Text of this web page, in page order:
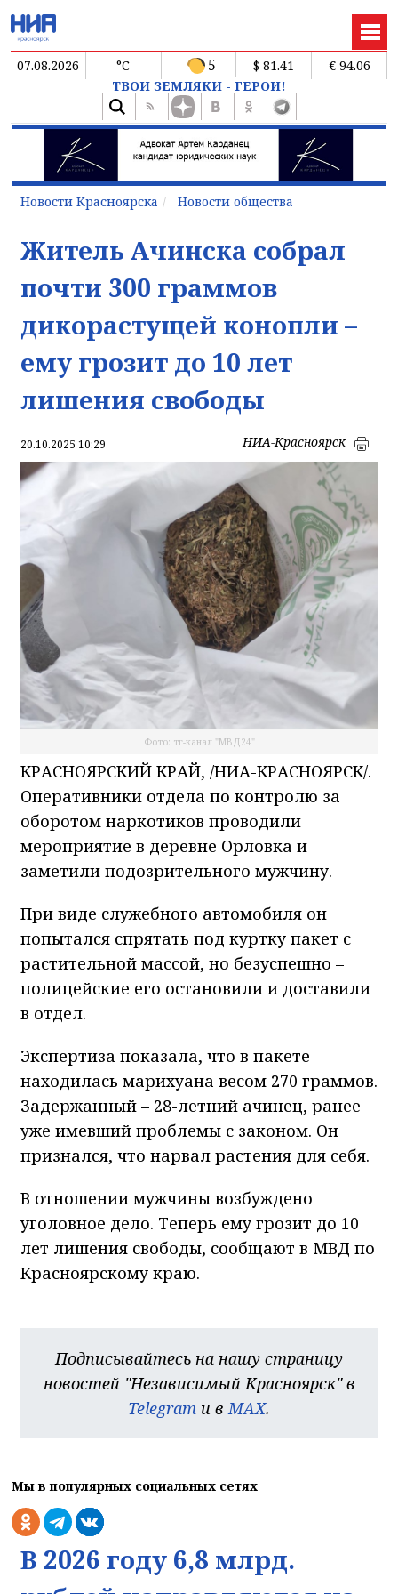
07.08.2026 °C 5 $ 81.41
€ 94.06
ТВОИ ЗЕМЛЯКИ - ГЕРОИ!
Новости Красноярска Новости общества
Житель Ачинска собрал
почти 300 граммов
дикорастущей конопли –
ему грозит до 10 лет
лишения свободы
20.10.2025 10:29 НИА-Красноярск
Фото: тг-канал "МВД24"
КРАСНОЯРСКИЙ КРАЙ, /НИА-КРАСНОЯРСК/.
Оперативники отдела по контролю за
оборотом наркотиков проводили
мероприятие в деревне Орловка и
заметили подозрительного мужчину.
При виде служебного автомобиля он
попытался спрятать под куртку пакет с
растительной массой, но безуспешно –
полицейские его остановили и доставили
в отдел.
Экспертиза показала, что в пакете
находилась марихуана весом 270 граммов.
Задержанный – 28-летний ачинец, ранее
уже имевший проблемы с законом. Он
признался, что нарвал растения для себя.
В отношении мужчины возбуждено
уголовное дело. Теперь ему грозит до 10
лет лишения свободы, сообщают в МВД по
Красноярскому краю.
Подписывайтесь на нашу страницу
новостей "Независимый Красноярск" в
Telegram и вMAX.
Мы в популярных социальных сетях
В 2026 году 6,8 млрд.